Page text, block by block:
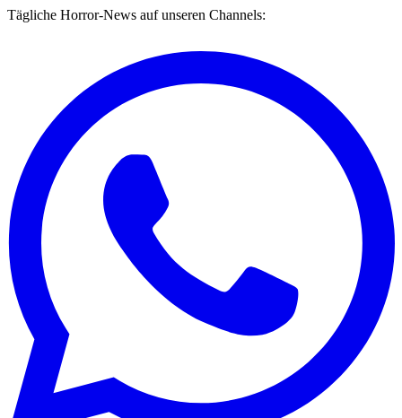
Tägliche Horror-News auf unseren Channels: